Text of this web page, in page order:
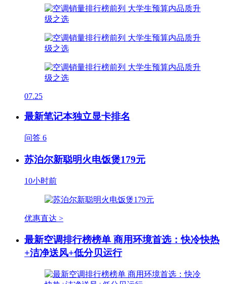
07.25
最新笔记本独立显卡排名
问答 6
苏泊尔新聪明火电饭煲179元
10小时前
优惠直达 >
最新空调排行榜榜单 商用环境首选：快冷快热
+洁净送风+低分贝运行